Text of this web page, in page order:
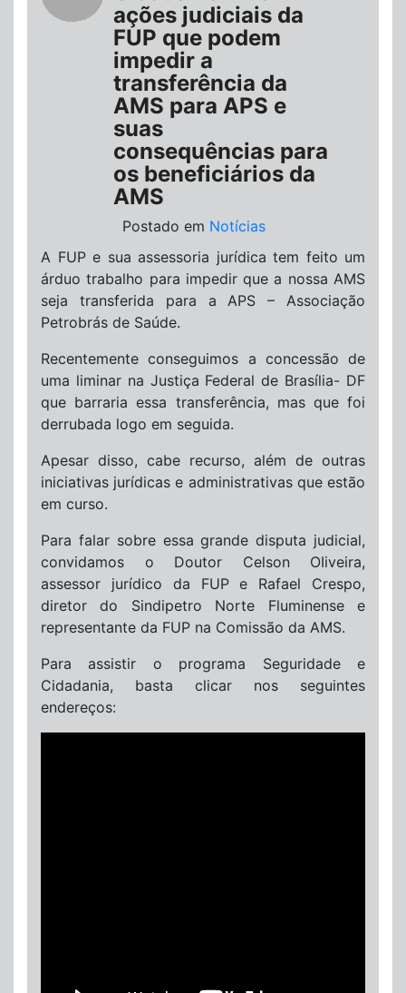
ações judiciais da
FUP que podem
impedir a
transferência da
AMS para APS e
suas
consequências para
os beneficiários da
AMS
Postado em Notícias
A FUP e sua assessoria jurídica tem feito um
árduo trabalho para impedir que a nossa AMS
seja transferida para a APS – Associação
Petrobrás de Saúde.
Recentemente conseguimos a concessão de
uma liminar na Justiça Federal de Brasília- DF
que barraria essa transferência, mas que foi
derrubada logo em seguida.
Apesar disso, cabe recurso, além de outras
iniciativas jurídicas e administrativas que estão
em curso.
Para falar sobre essa grande disputa judicial,
convidamos o Doutor Celson OIiveira,
assessor jurídico da FUP e Rafael Crespo,
diretor do Sindipetro Norte Fluminense e
representante da FUP na Comissão da AMS.
Para assistir o programa Seguridade e
Cidadania, basta clicar nos seguintes
endereços: